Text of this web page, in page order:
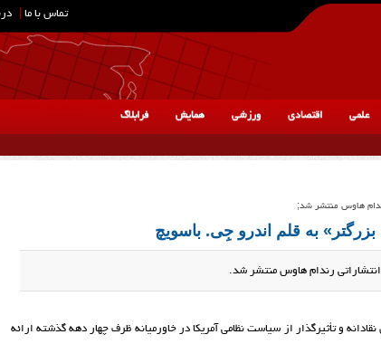
تماس با ما
علمی اقتصادی ورزشی همایش فرابلاگ
هاوس منتشر شد;
بزرگتر» به قلم اندرو جِی. باسویچ
انتشاراتی رندام هاوس منتشر شد.
و تأثیرگذار از سیاست نظامی آمریکا در خاورمیانه ظرف چهار دهه گذشته ارائه